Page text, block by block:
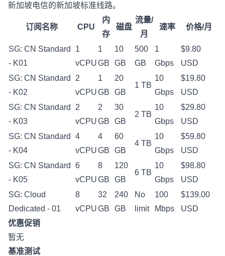
新加坡电信的新加坡标准线路。
订阅名称 CPU
内
存
磁盘
流量/
月
速率 价格/月
SG: CN Standard
- K01
1
vCPU
1
GB
10
GB
500
GB
1
Gbps
$9.80
USD
SG: CN Standard
- K02
2
vCPU
1
GB
20
GB
1 TB
10
Gbps
$19.80
USD
SG: CN Standard
- K03
2
vCPU
2
GB
30
GB
2 TB
10
Gbps
$29.80
USD
SG: CN Standard
- K04
4
vCPU
4
GB
60
GB
4 TB
10
Gbps
$59.80
USD
SG: CN Standard
- K05
6
vCPU
8
GB
120
GB
6 TB
10
Gbps
$98.80
USD
SG: Cloud
Dedicated - 01
8
vCPU
32
GB
240
GB
No
limit
100
Mbps
$139.00
USD
优惠促销
暂无
基准测试